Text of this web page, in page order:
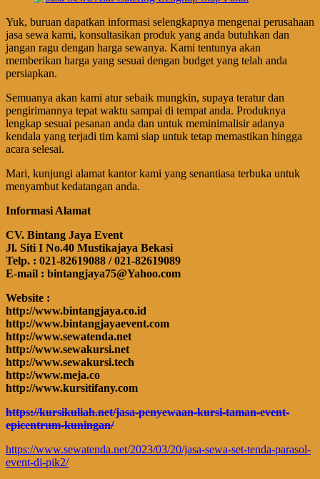
Yuk, buruan dapatkan informasi selengkapnya mengenai perusahaan
jasa sewa kami, konsultasikan produk yang anda butuhkan dan
jangan ragu dengan harga sewanya. Kami tentunya akan
memberikan harga yang sesuai dengan budget yang telah anda
persiapkan.
Semuanya akan kami atur sebaik mungkin, supaya teratur dan
pengirimannya tepat waktu sampai di tempat anda. Produknya
lengkap sesuai pesanan anda dan untuk meminimalisir adanya
kendala yang terjadi tim kami siap untuk tetap memastikan hingga
acara selesai.
Mari, kunjungi alamat kantor kami yang senantiasa terbuka untuk
menyambut kedatangan anda.
Informasi Alamat
CV. Bintang Jaya Event
Jl. Siti I No.40 Mustikajaya Bekasi
Telp. : 021-82619088 / 021-82619089
E-mail : bintangjaya75@Yahoo.com
Website :
http://www.bintangjaya.co.id
http://www.bintangjayaevent.com
http://www.sewatenda.net
http://www.sewakursi.net
http://www.sewakursi.tech
http://www.meja.co
http://www.kursitifany.com
https://kursikuliah.net/jasa-penyewaan-kursi-taman-event-
epicentrum-kuningan/
https://www.sewatenda.net/2023/03/20/jasa-sewa-set-tenda-parasol-
event-di-pik2/